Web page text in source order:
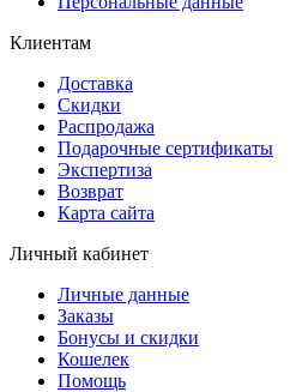
Клиентам
Доставка
Скидки
Распродажа
Подарочные сертификаты
Экспертиза
Возврат
Карта сайта
Личный кабинет
Личные данные
Заказы
Бонусы и скидки
Кошелек
Помощь